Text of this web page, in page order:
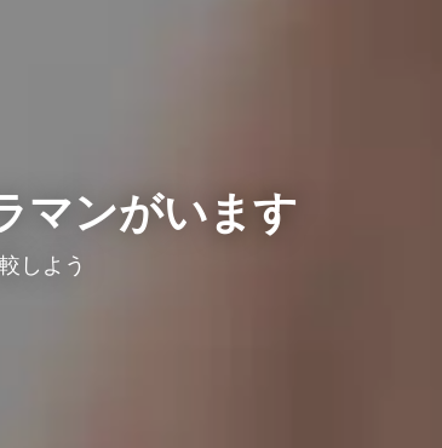
マンがいます
しよう